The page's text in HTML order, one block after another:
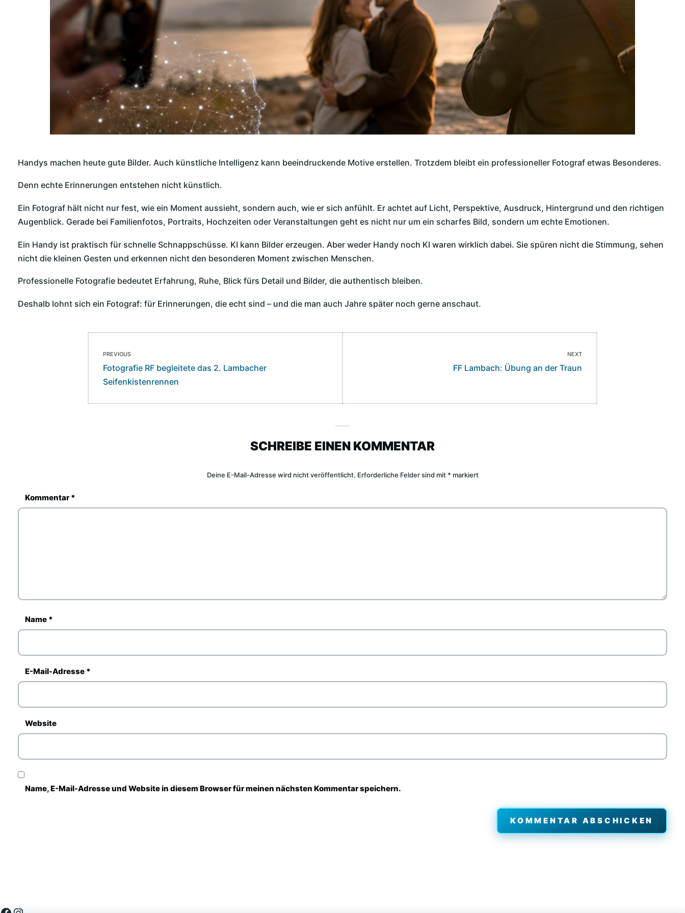
Handys machen heute gute Bilder. Auch künstliche Intelligenz kann beeindruckende Motive erstellen. Trotzdem bleibt ein professioneller Fotograf etwas Besonderes.
Denn echte Erinnerungen entstehen nicht künstlich.
Ein Fotograf hält nicht nur fest, wie ein Moment aussieht, sondern auch, wie er sich anfühlt. Er achtet auf Licht, Perspektive, Ausdruck, Hintergrund und den richtigen
Augenblick. Gerade bei Familienfotos, Portraits, Hochzeiten oder Veranstaltungen geht es nicht nur um ein scharfes Bild, sondern um echte Emotionen.
Ein Handy ist praktisch für schnelle Schnappschüsse. KI kann Bilder erzeugen. Aber weder Handy noch KI waren wirklich dabei. Sie spüren nicht die Stimmung, sehen
nicht die kleinen Gesten und erkennen nicht den besonderen Moment zwischen Menschen.
Professionelle Fotografie bedeutet Erfahrung, Ruhe, Blick fürs Detail und Bilder, die authentisch bleiben.
Deshalb lohnt sich ein Fotograf: für Erinnerungen, die echt sind – und die man auch Jahre später noch gerne anschaut.
PREVIOUS
Previous
post:
Fotografie RF begleitete das 2. Lambacher
Seifenkistenrennen
NEXT
Next
FF Lambach: Übung an der Traun
SCHREIBE EINEN KOMMENTAR
Deine E-Mail-Adresse wird nicht veröffentlicht. Erforderliche Felder sind mit * markiert
Kommentar *
Name *
E-Mail-Adresse *
Website
Name, E-Mail-Adresse und Website in diesem Browser für meinen nächsten Kommentar speichern.